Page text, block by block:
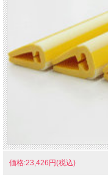
価格:23,426円(税込)